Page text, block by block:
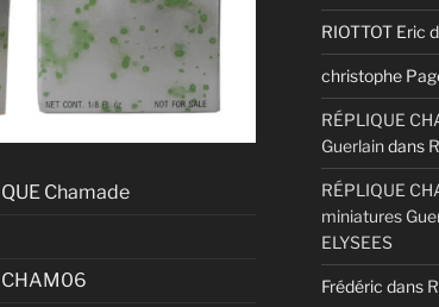
Chamade
CHAM06
RIOTTOT Eric
christophe
RÉPLIQUE
Guerlaindans
RÉPLIQUE
miniatures
ELYSEES
Frédéric dans